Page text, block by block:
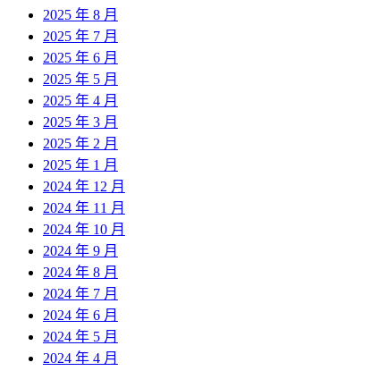
2025 年 8 月
2025 年 7 月
2025 年 6 月
2025 年 5 月
2025 年 4 月
2025 年 3 月
2025 年 2 月
2025 年 1 月
2024 年 12 月
2024 年 11 月
2024 年 10 月
2024 年 9 月
2024 年 8 月
2024 年 7 月
2024 年 6 月
2024 年 5 月
2024 年 4 月